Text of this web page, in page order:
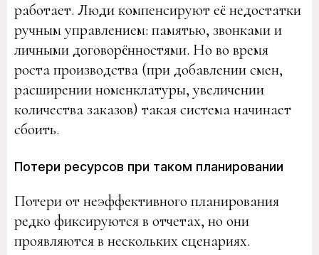
работает. Люди компенсируют её недостатки
ручным управлением: памятью, звонками и
личными договорённостями. Но во время
роста производства (при добавлении смен,
расширении номенклатуры, увеличении
количества заказов) такая система начинает
сбоить.
Потери ресурсов при таком планировании
Потери от неэффективного планирования
редко фиксируются в отчетах, но они
проявляются в нескольких сценариях.